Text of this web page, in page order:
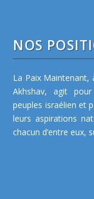
NOS
La Paix Maintenant,
Akhshav, agit
peuples israélien et
leurs aspirations
chacun d’entre eux,